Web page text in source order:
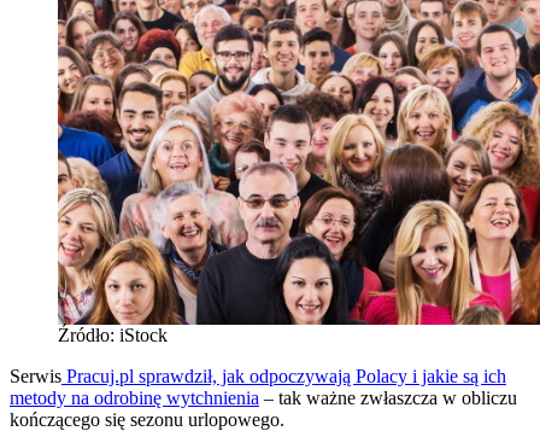
Źródło: iStock
Serwis Pracuj.pl sprawdził, jak odpoczywają Polacy i jakie są ich
metody na odrobinę wytchnienia – tak ważne zwłaszcza w obliczu
kończącego się sezonu urlopowego.